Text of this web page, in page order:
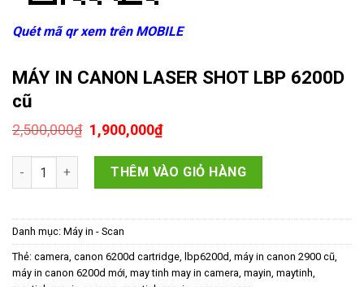
Quét mã qr xem trên MOBILE
MÁY IN CANON LASER SHOT LBP 6200D
cũ
2,500,000₫ Giá
gốc
là:
2,500,000₫.
1,900,000₫Giá
hiện
tại
là:
1,900,000₫.
MÁY IN CANON LASER SHOT LBP 6200D cũ số lượng
THÊM VÀO GIỎ HÀNG
Danh mục: Máy in - Scan
Thẻ: camera canon 6200d cartridge lbp6200d máy in canon 2900 cũ
máy in canon 6200d mới may tinh may in camera mayin maytinh